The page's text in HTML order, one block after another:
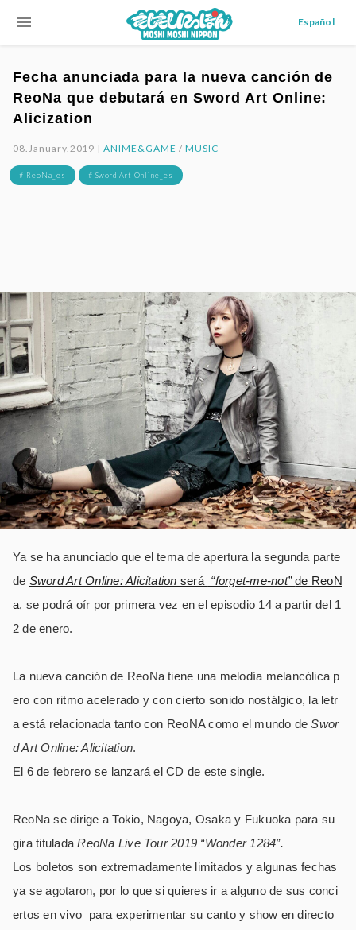
menu Español
Fecha anunciada para la nueva canción de
ReoNa que debutará en Sword Art Online:
Alicization
08.January.2019 |ANIME&GAME / MUSIC
# ReoNa_es # Sword Art Online_es
Ya se ha anunciado que el tema de apertura la segunda parte
de Sword Art Online: Alicitation será “forget-me-not”de ReoN
a, se podrá oír por primera vez en el episodio 14 a partir del 1
2 de enero.
La nueva canción de ReoNa tiene una melodía melancólica p
ero con ritmo acelerado y con cierto sonido nostálgico, la letr
a está relacionada tanto con ReoNA como el mundo deSwor
d Art Online: Alicitation.
El 6 de febrero se lanzará el CD de este single.
ReoNa se dirige a Tokio, Nagoya, Osaka y Fukuoka para su
gira tituladaReoNa Live Tour 2019 “Wonder 1284”.
Los boletos son extremadamente limitados y algunas fechas
ya se agotaron, por lo que si quieres ir a alguno de sus conci
ertos en vivo para experimentar su canto y show en directo